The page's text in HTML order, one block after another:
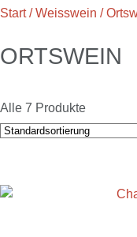
Start/Weisswein /
ORTSWEIN
Alle 7 Produkte